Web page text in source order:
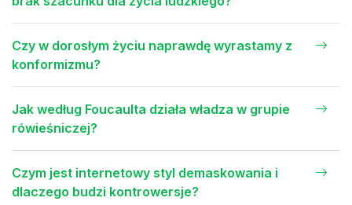
Czy w dorosłym życiu naprawdę wyrastamy z
konformizmu?
Jak według Foucaulta działa władza w grupie
rówieśniczej?
Czym jest internetowy styl demaskowania i
dlaczego budzi kontrowersje?